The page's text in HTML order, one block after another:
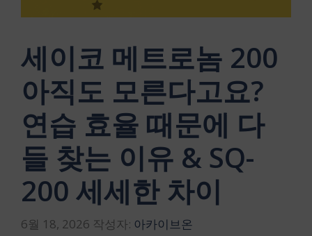
세이코 메트로놈 200
아직도 모른다고요?
연습 효율 때문에 다
들 찾는 이유 & SQ-
200 세세한 차이
6월 18, 2026 작성자: 아카이브온